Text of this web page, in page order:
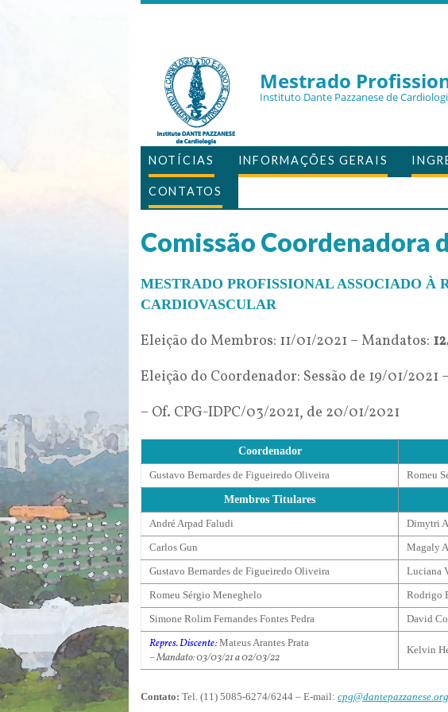
Mestrado
Instituto Dante Pazzanese de
NOTÍCIAS INFORMAÇÕES GERAIS
CONTATOS
Comissão Coordenadora
MESTRADO PROFISSIONAL ASSOCIADO À
CARDIOVASCULAR
Eleição do Membros: 11/01/2021 – Mandatos:
Eleição do Coordenador: Sessão de 19/01/2021
– Of. CPG-IDPC/03/2021, de 20/01/2021
Coordenador
Gustavo Bernardes de Figueiredo Oliveira
Romeu
Membros Titulares
André Arpad Faludi
Dimytri
Carlos Gun
Magaly
Gustavo Bernardes de Figueiredo Oliveira
Luciana
Romeu Sérgio Meneghelo
Rodrigo
Simone Rolim Fernandes Fontes Pedra
David
Repres. Discente: Mateus Arantes Prata
– Mandato: 03/03/21 a 02/03/22
Kelvin
Contato: Tel. (11) 5085-6274/6244 – E-mail: